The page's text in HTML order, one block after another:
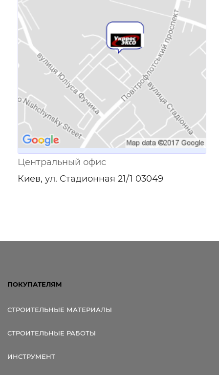
Ссылка для мобильных устройств
Центральный офис
Киев, ул. Стадионная 21/1 03049
ПОКУПАТЕЛЯМ
СТРОИТЕЛЬНЫЕ МАТЕРИАЛЫ
СТРОИТЕЛЬНЫЕ РАБОТЫ
ИНСТРУМЕНТ